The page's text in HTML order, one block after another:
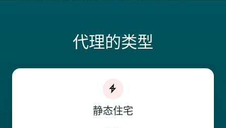
代理的类型
静态住宅